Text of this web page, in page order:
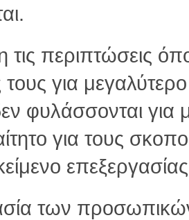
τις περιπτώσεις
τους για
φυλάσσονται για
για τους
των